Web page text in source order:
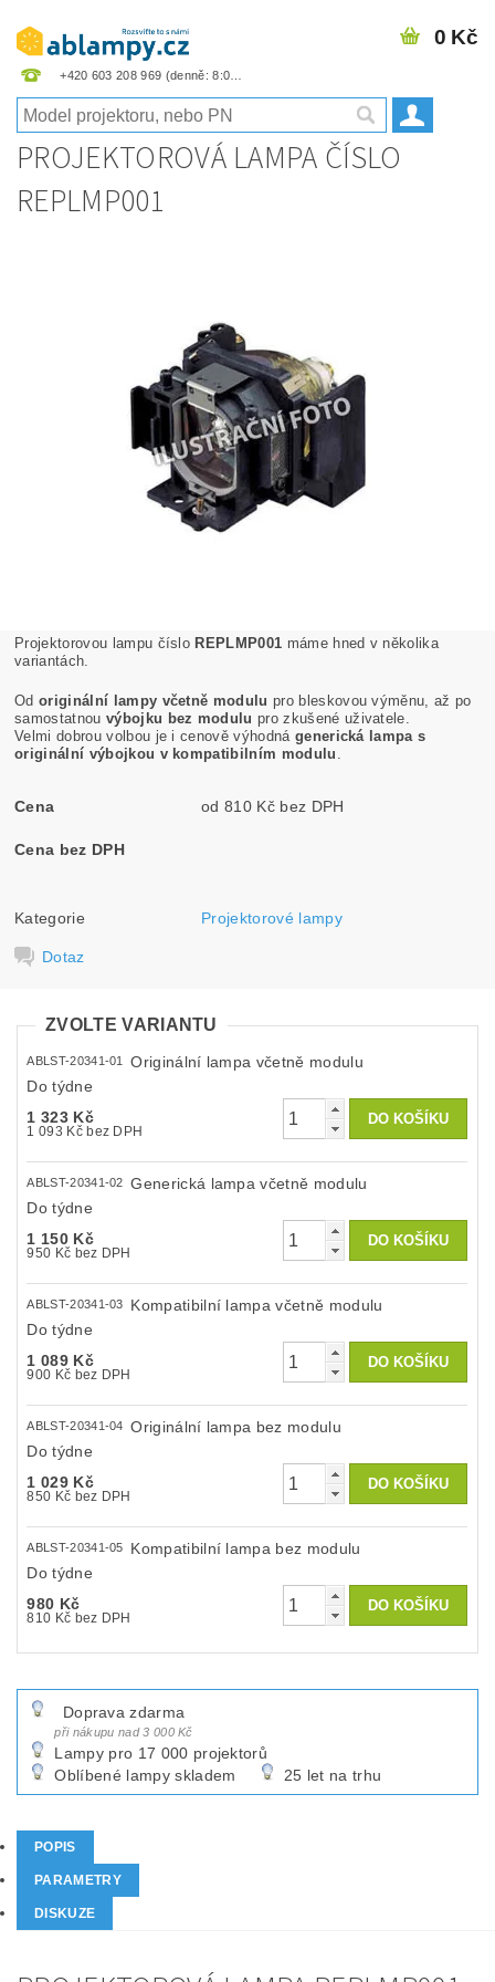
+420 603 208 969
0 Kč
PROJEKTOROVÁ LAMPA ČÍSLO
REPLMP001
Projektorovou lampu číslo REPLMP001 máme hned v několika
variantách.
Odoriginální lampy včetně modulu pro bleskovou výměnu, až po
samostatnou výbojku bez modulu pro zkušené uživatele.
Velmi dobrou volbou je i cenově výhodná generická lampa s
originální výbojkou v kompatibilním modulu
Cena od 810 Kč bez DPH
Cena bez DPH
Kategorie Projektorové lampy
Dotaz
ZVOLTE VARIANTU
ABLST-20341-01
Originální lampa včetně modulu
Do týdne
1 323 Kč
1 093 Kč bez DPH
ABLST-20341-02
Generická lampa včetně modulu
Do týdne
1 150 Kč
950 Kč bez DPH
ABLST-20341-03
Kompatibilní lampa včetně modulu
Do týdne
1 089 Kč
900 Kč bez DPH
ABLST-20341-04
Originální lampa bez modulu
Do týdne
1 029 Kč
850 Kč bez DPH
ABLST-20341-05
Kompatibilní lampa bez modulu
Do týdne
980 Kč
810 Kč bez DPH
Doprava zdarma
při nákupu nad 3 000 Kč
Lampy pro 17 000 projektorů
Oblíbené lampy skladem
25 let na trhu
POPIS
PARAMETRY
DISKUZE